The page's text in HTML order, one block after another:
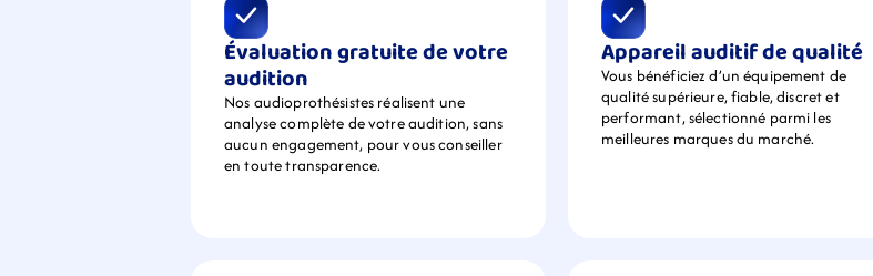
Évaluation gratuite de votre
audition
Nos audioprothésistes réalisent une
analyse complète de votre audition, sans
aucun engagement, pour vous conseiller
en toute transparence.
Appareil auditif de qualité
Vous bénéficiez d’un équipement de
qualité supérieure, fiable, discret et
performant, sélectionné parmi les
meilleures marques du marché.